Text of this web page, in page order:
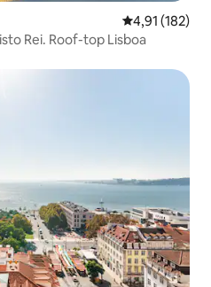
4,91 de uma
4,91 (182)
Rei. Roof-top Lisboa